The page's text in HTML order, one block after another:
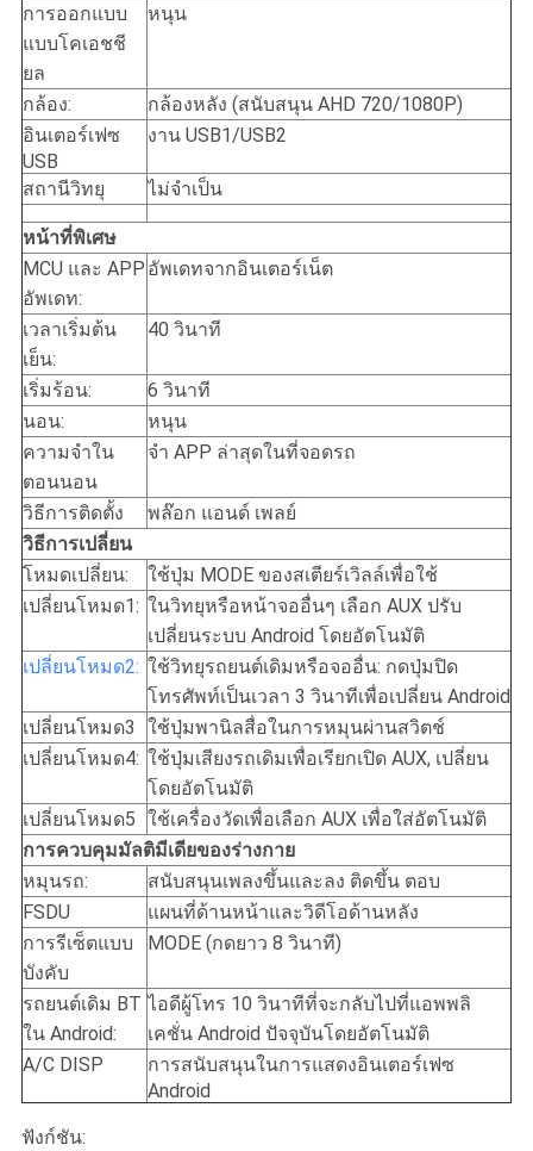
การออกแบบ
แบบโคเอชชี
ยล
หนุน
กล้อง:
กล้องหลัง (สนับสนุน AHD 720/1080P)
อินเตอร์เฟซ
USB
งาน USB1/USB2
สถานีวิทยุ ไม่จําเป็น
หน้าที่พิเศษ
MCU และ APP
อัพเดท:
อัพเดทจากอินเตอร์เน็ต
เวลาเริ่มต้น
เย็น:
40 วินาที
เริ่มร้อน:
6 วินาที
นอน:
หนุน
ความจําใน
ตอนนอน
จํา APP ล่าสุดในที่จอดรถ
วิธีการติดตั้ง
พล๊อก แอนด์ เพลย์
วิธีการเปลี่ยน
โหมดเปลี่ยน:
ใช้ปุ่ม MODE ของสเตียร์เวิลล์เพื่อใช้
เปลี่ยนโหมด1: ในวิทยุหรือหน้าจออื่นๆ เลือก AUX ปรับ
เปลี่ยนระบบ Android โดยอัตโนมัติ
เปลี่ยนโหมด2: ใช้วิทยุรถยนต์เดิมหรือจออื่น: กดปุ่มปิด
โทรศัพท์เป็นเวลา 3 วินาทีเพื่อเปลี่ยน Android
เปลี่ยนโหมด3
ใช้ปุ่มพานิลสื่อในการหมุนผ่านสวิตช์
เปลี่ยนโหมด4: ใช้ปุ่มเสียงรถเดิมเพื่อเรียกเปิด AUX, เปลี่ยน
โดยอัตโนมัติ
เปลี่ยนโหมด5 ใช้เครื่องวัดเพื่อเลือก AUX เพื่อใส่อัตโนมัติ
การควบคุมมัลติมีเดียของร่างกาย
หมุนรถ:
สนับสนุนเพลงขึ้นและลง ติดขึ้น ตอบ
FSDU
แผนที่ด้านหน้าและวิดีโอด้านหลัง
การรีเซ็ตแบบ
บังคับ
MODE (กดยาว 8 วินาที)
รถยนต์เดิม BT
ใน Android:
ไอดีผู้โทร 10 วินาทีที่จะกลับไปที่แอพพลิ
เคชั่น Android ปัจจุบันโดยอัตโนมัติ
A/C DISP
การสนับสนุนในการแสดงอินเตอร์เฟซ
Android
ฟังก์ชัน: